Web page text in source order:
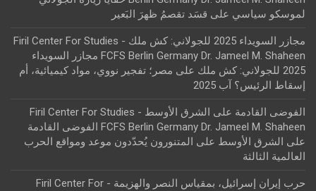
لموسكو سياسي على قسَد تقصمُ ظهرَ البَعير
مجازر السويداء 2025 للجولاني: كش ملك - Firil Center For Studies
FCFS Berlin Germany Dr. Jameel M. Shaheen مجازر السويداء
2025 للجولاني: كش ملك
على مصر؛ تفجير نووي، مواد كيميائية، أم
إسقاط الرئيس؟ آب 2025
الفوضى القادمة على الشرق الأوسط - Firil Center For Studies
FCFS Berlin Germany Dr. Jameel M. Shaheen الفوضى القادمة
على الشرق الأوسط على
المتنورون يُحدّدون موعد ومواقع الحرب
العالمية الثالثة
حرب إيران إسرائيل، بمقياس النصر والهزيمة - Firil Center For